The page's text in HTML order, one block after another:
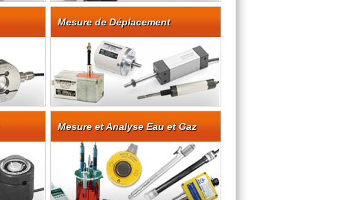
Mesure de Déplacement
Mesure et Analyse Eau et Gaz